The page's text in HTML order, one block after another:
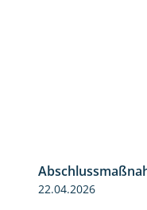
22.04.2026